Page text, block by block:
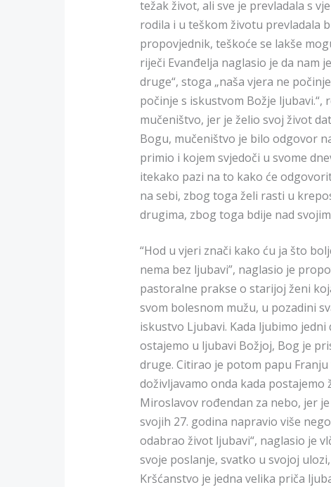
težak život, ali sve je prevladala s
rodila i u teškom životu prevladala
propovjednik, teškoće se lakše
riječi Evanđelja naglasio je da nam
druge“, stoga „naša vjera ne
počinje s iskustvom Božje ljubavi.“,
mučeništvo, jer je želio svoj život
Bogu, mučeništvo je bilo odgovor
primio i kojem svjedoči u svome
itekako pazi na to kako će
na sebi, zbog toga želi rasti u
drugima, zbog toga bdije nad
“Hod u vjeri znači kako ću ja što
nema bez ljubavi”, naglasio je
pastoralne prakse o starijoj ženi
svom bolesnom mužu, u pozadini
iskustvo Ljubavi. Kada ljubimo
ostajemo u ljubavi Božjoj, Bog je
druge. Citirao je potom papu
doživljavamo onda kada postajemo
Miroslavov rođendan za nebo, jer
svojih 27. godina napravio više
odabrao život ljubavi“, naglasio je
svoje poslanje, svatko u svojoj
Kršćanstvo je jedna velika priča